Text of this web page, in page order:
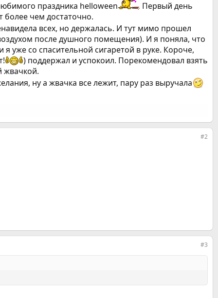
праздника helloween
Первый день
более чем достаточно.
всех, но держалась. И тут мимо прошел
после душного помещения). И я поняла, что
уже со спасительной сигаретой в руке. Короче,
) поддержал и успокоил. Порекомендовал взять
жвачкой.
ну а жвачка все лежит, пару раз выручала
#2
#3